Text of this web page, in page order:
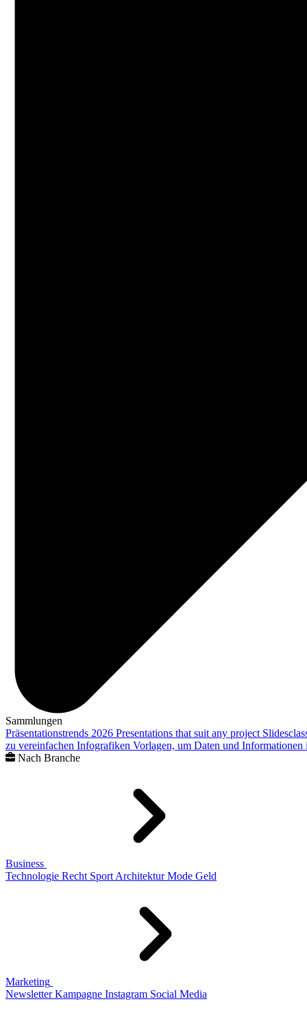
Sammlungen
Präsentationstrends 2026 Presentations that suit any project
zu vereinfachen Infografiken Vorlagen, um Daten und
Nach Branche
Business
Technologie Recht Sport Architektur Mode Geld
Marketing
Newsletter Kampagne Instagram Social Media